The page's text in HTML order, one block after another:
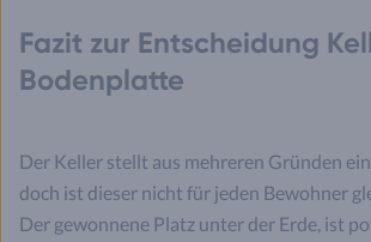
Fazit zur Entscheidung
Bodenplatte
Der Keller stellt aus mehreren Gründen
doch ist dieser nicht für jeden Bewohner
Der gewonnene Platz unter der Erde, ist